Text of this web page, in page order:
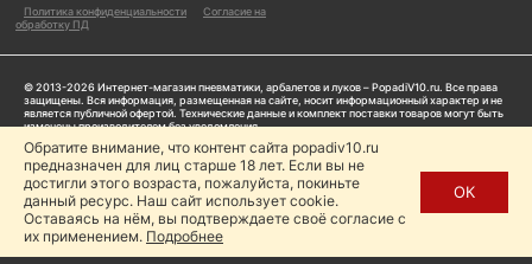
Политика конфиденциальности
Согласие на
обработку ПД
© 2013-2026 Интернет-магазин пневматики, арбалетов и луков – PopadiV10.ru. Все права
защищены. Вся информация, размещенная на сайте, носит информационный характер и не
является публичной офертой. Технические данные и комплект поставки товаров могут быть
изменены производителем без уведомления
Пользуясь сайтом Popadiv10.ru, пользователь автоматически соглашается с условиями,
прописанными в
Политике конфиденциальности
Копирование любой информации (тексты, фото, видео и др.) с сайта Popadiv10 запрещено,
за исключением наличия письменного согласия администрации сайта Popadiv10.
Обратите внимание, что контент сайта popadiv10.ru
предназначен для лиц старше 18 лет. Если вы не
достигли этого возраста, пожалуйста, покиньте
данный ресурс. Наш сайт использует cookie.
Оставаясь на нём, вы подтверждаете своё согласие с
их применением. Подробнее
ОК